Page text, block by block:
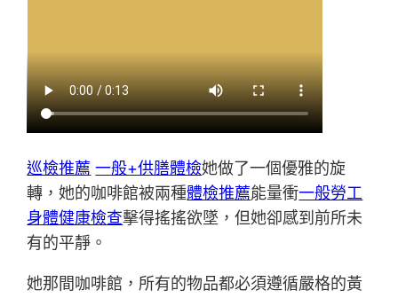
巡檢推薦 一般+供膳體檢她做了一個優雅的旋
轉，她的咖啡館被兩種體檢推薦能量衝一般勞工
身體健康檢查擊得搖搖欲墜，但她卻感到前所未
有的平靜。
她那間咖啡館，所有的物品都必須遵循嚴格的黃